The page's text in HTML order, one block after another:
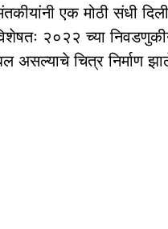
एक मोठी संधी
२०२२ च्या
असल्याचे चित्र निर्माण